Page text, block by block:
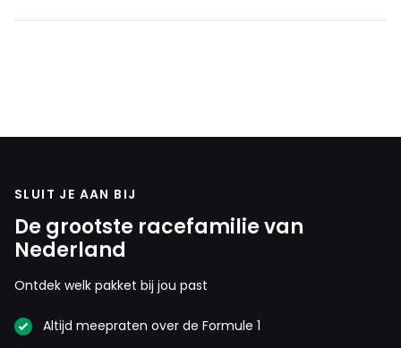
SLUIT JE AAN BIJ
De grootste racefamilie van
Nederland
Ontdek welk pakket bij jou past
Altijd meepraten over de Formule 1